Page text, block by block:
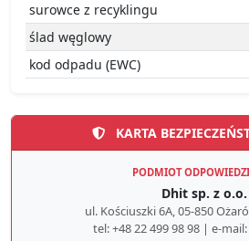
surowce z recyklingu
ślad węglowy
kod odpadu (EWC)
KARTA
PODMIOT
Dhit sp. z o.o.
ul. Kościuszki 6A, 05-850
tel: +48 22 499 98 98 | e-